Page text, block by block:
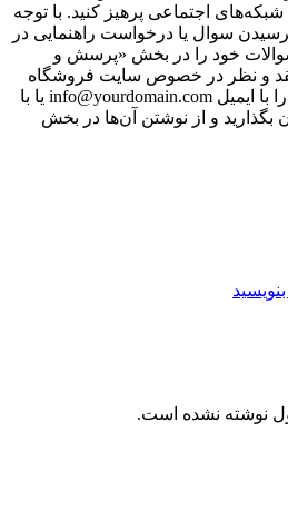
اجتماعی پرهیز کنید. با توجه
سوال یا درخواست راهنمایی در
خود را در بخش «پرسش و
و نظر در خصوص سایت فروشگاه
ما، خدمات و درخواست کالا را با ایمیل info@yourdomain.com یا با
- ۰۲۱ در میان بگذارید و از نوشتن آن‌ها در بخش
نوشته نشده است.